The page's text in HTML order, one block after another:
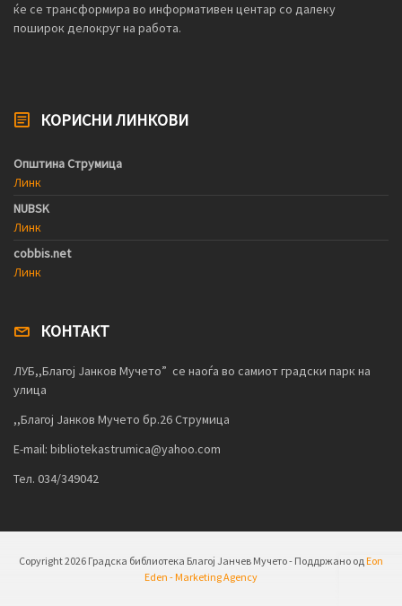
ќе се трансформира во информативен центар со далеку
поширок делокруг на работа.
КОРИСНИ ЛИНКОВИ
Општина Струмица
Линк
NUBSK
Линк
cobbis.net
Линк
КОНТАКТ
ЛУБ,,Благој Јанков Мучето” се наоѓа во самиот градски парк на
улица
,,Благој Јанков Мучето бр.26 Струмица
E-mail: bibliotekastrumica@yahoo.com
Тел. 034/349042
Copyright2026 Градска библиотека Благој Јанчев Мучето - Поддржано од Eon
Eden - Marketing Agency